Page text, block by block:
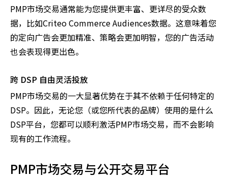
PMP市场交易通常能为您提供更丰富、更详尽的受众数
据，比如Criteo Commerce Audiences数据。这意味着您
的定向广告会更加精准、策略会更加明智，您的广告活动
也会表现得更出色。
跨 DSP 自由灵活投放
PMP市场交易的一大显著优势在于其不依赖于任何特定的
DSP。因此，无论您（或您所代表的品牌）使用的是什么
DSP平台，您都可以顺利激活PMP市场交易，而不会影响
现有的工作流程。
PMP市场交易与公开交易平台